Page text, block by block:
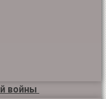
войны